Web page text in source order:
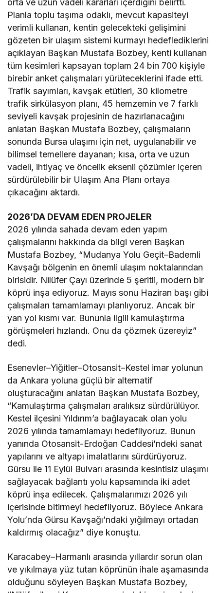
orta ve uzun vadeli kararları içerdiğini belirtti.
Planla toplu taşıma odaklı, mevcut kapasiteyi
verimli kullanan, kentin gelecekteki gelişimini
gözeten bir ulaşım sistemi kurmayı hedeflediklerini
açıklayan Başkan Mustafa Bozbey, kenti kullanan
tüm kesimleri kapsayan toplam 24 bin 700 kişiyle
birebir anket çalışmaları yürüteceklerini ifade etti.
Trafik sayımları, kavşak etütleri, 30 kilometre
trafik sirkülasyon planı, 45 hemzemin ve 7 farklı
seviyeli kavşak projesinin de hazırlanacağını
anlatan Başkan Mustafa Bozbey, çalışmaların
sonunda Bursa ulaşımı için net, uygulanabilir ve
bilimsel temellere dayanan; kısa, orta ve uzun
vadeli, ihtiyaç ve öncelik eksenli çözümler içeren
sürdürülebilir bir Ulaşım Ana Planı ortaya
çıkacağını aktardı.
2026’DA DEVAM EDEN PROJELER
2026 yılında sahada devam eden yapım
çalışmalarını hakkında da bilgi veren Başkan
Mustafa Bozbey, “Mudanya Yolu Geçit–Bademli
Kavşağı bölgenin en önemli ulaşım noktalarından
birisidir. Nilüfer Çayı üzerinde 5 şeritli, modern bir
köprü inşa ediyoruz. Mayıs sonu Haziran başı gibi
çalışmaları tamamlamayı planlıyoruz. Ancak bir
yan yol kısmı var. Bununla ilgili kamulaştırma
görüşmeleri hızlandı. Onu da çözmek üzereyiz”
dedi.
Esenevler–Yiğitler–Otosansit–Kestel imar yolunun
da Ankara yoluna güçlü bir alternatif
oluşturacağını anlatan Başkan Mustafa Bozbey,
“Kamulaştırma çalışmaları aralıksız sürdürülüyor.
Kestel ilçesini Yıldırım’a bağlayacak olan yolu
2026 yılında tamamlamayı hedefliyoruz. Bunun
yanında Otosansit-Erdoğan Caddesi’ndeki sanat
yapılarını ve altyapı imalatlarını sürdürüyoruz.
Gürsu ile 11 Eylül Bulvarı arasında kesintisiz ulaşımı
sağlayacak bağlantı yolu kapsamında iki adet
köprü inşa edilecek. Çalışmalarımızı 2026 yılı
içerisinde bitirmeyi hedefliyoruz. Böylece Ankara
Yolu’nda Gürsu Kavşağı’ndaki yığılmayı ortadan
kaldırmış olacağız” diye konuştu.
Karacabey–Harmanlı arasında yıllardır sorun olan
ve yıkılmaya yüz tutan köprünün ihale aşamasında
olduğunu söyleyen Başkan Mustafa Bozbey,